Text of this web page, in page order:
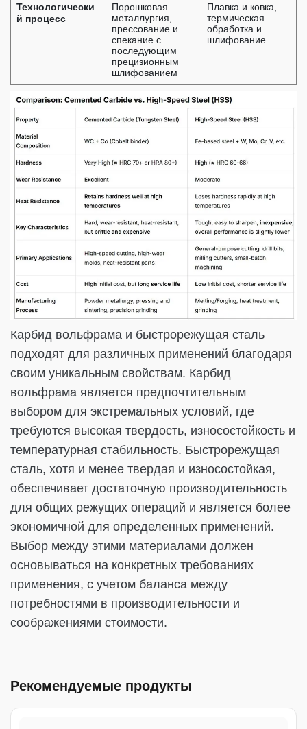
Технологически
й процесс
Порошковая
металлургия,
прессование и
спекание с
последующим
прецизионным
шлифованием
Плавка и ковка,
термическая
обработка и
шлифование
Карбид вольфрама и быстрорежущая сталь
подходят для различных применений благодаря
своим уникальным свойствам. Карбид
вольфрама является предпочтительным
выбором для экстремальных условий, где
требуются высокая твердость, износостойкость и
температурная стабильность. Быстрорежущая
сталь, хотя и менее твердая и износостойкая,
обеспечивает достаточную производительность
для общих режущих операций и является более
экономичной для определенных применений.
Выбор между этими материалами должен
основываться на конкретных требованиях
применения, с учетом баланса между
потребностями в производительности и
соображениями стоимости.
Рекомендуемые продукты